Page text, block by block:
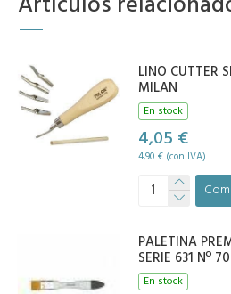
LINO CUTTER
MILAN
En stock
4,05 €
4,90 € (con IVA)
PALETINA
SERIE 631 Nº
En stock